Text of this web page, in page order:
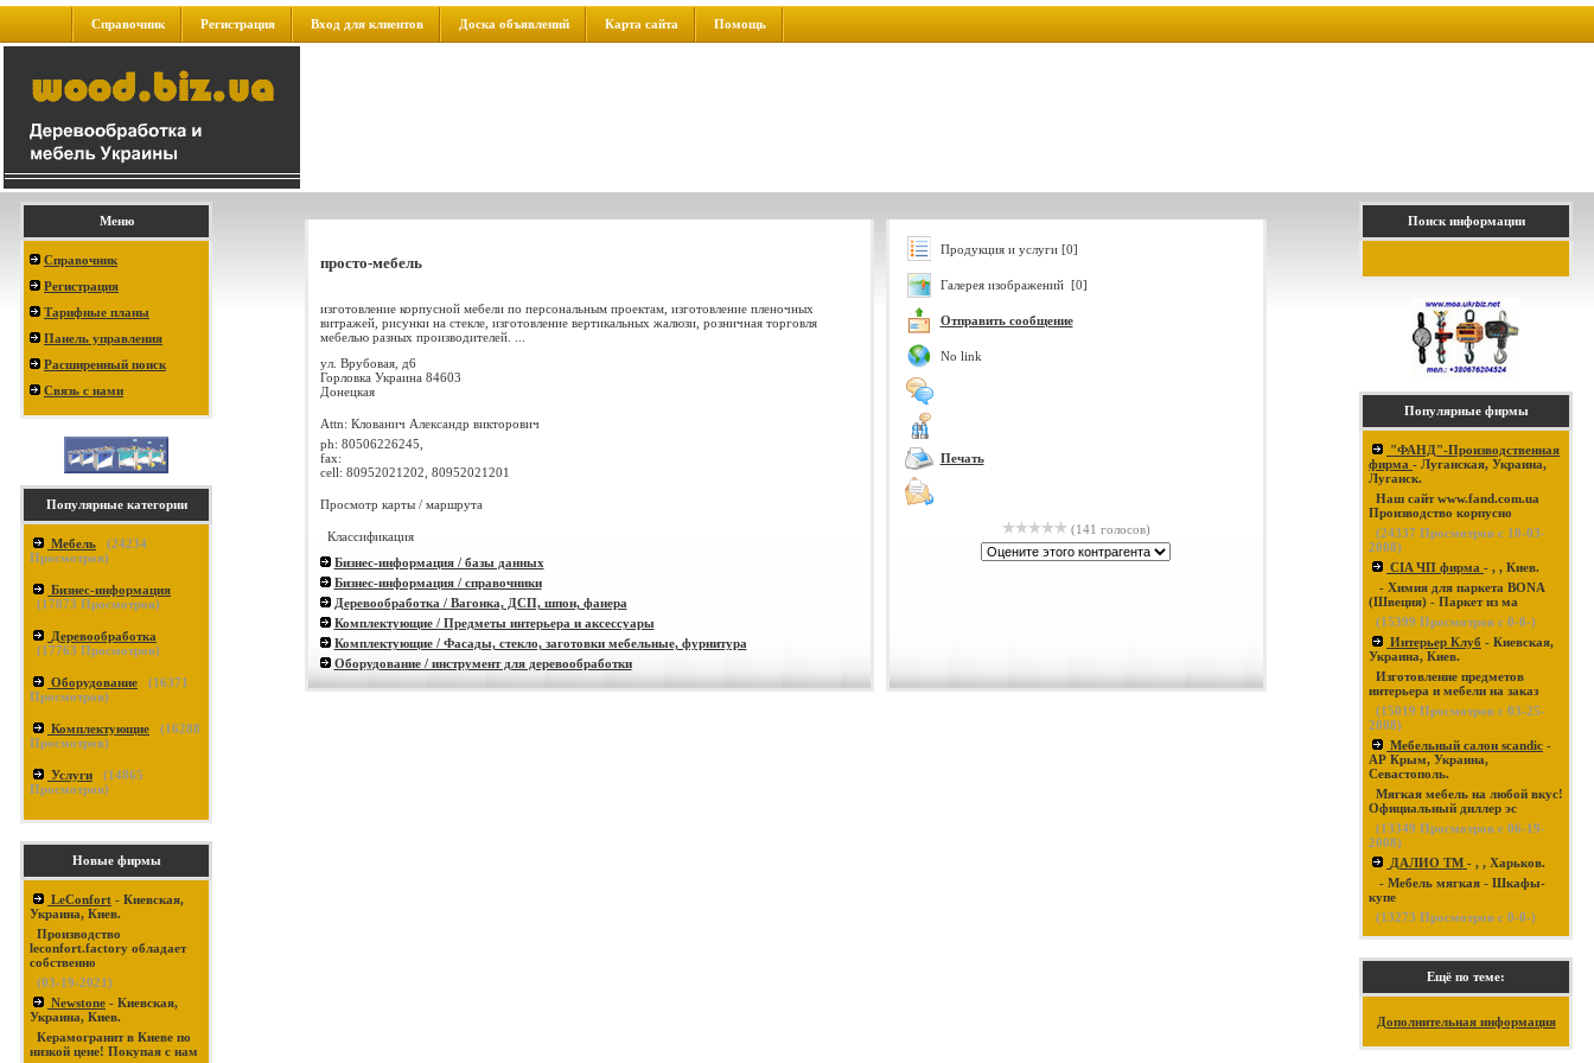
Справочник Регистрация Вход для клиентов Доска объявлений Карта сайта Помощь
Меню
Справочник
Регистрация
Тарифные планы
Панель управления
Расширенный поиск
Связь с нами
Популярные категории
Мебель (24234
Просмотров)
Бизнес-информация
(17873 Просмотров)
Деревообработка
(17763 Просмотров)
Оборудование (16371
Просмотров)
Комплектующие (16288
Просмотров)
Услуги (14865
Просмотров)
Новые фирмы
LeConfort - Киевская,
Украина, Киев.
Производство
leconfort.factory обладает
собственно
(03-19-2021)
Newstone - Киевская,
Украина, Киев.
Керамогранит в Киеве по
низкой цене! Покупая с нам
просто-мебель
изготовление корпусной мебели по персональным проектам, изготовление пленочных
витражей, рисунки на стекле, изготовление вертикальных жалюзи, розничная торговля
мебелью разных производителей. ...
ул. Врубовая, д6
Горловка Украина 84603
Донецкая
Attn: Клованич Александр викторович
ph: 80506226245,
fax:
cell: 80952021202, 80952021201
Просмотр карты / маршрута
Классификация
Бизнес-информация / базы данных
Бизнес-информация / справочники
Деревообработка / Вагонка, ДСП, шпон, фанера
Комплектующие / Предметы интерьера и аксессуары
Комплектующие / Фасады, стекло, заготовки мебельные, фурнитура
Оборудование / инструмент для деревообработки
Продукция и услуги [0]
Галерея изображений [0]
Отправить сообщение
No link
Печать
(141 голосов)
Поиск информации
Популярные фирмы
"ФАНД"-Производственная
фирма - Луганская, Украина,
Луганск.
Наш сайт www.fand.com.ua
Производство корпусно
(24337 Просмотров с 10-03-
2008)
CIA ЧП фирма - , , Киев.
- Химия для паркета BONA
(Швеция) - Паркет из ма
(15399 Просмотров с 0-0-)
Интерьер Клуб - Киевская,
Украина, Киев.
Изготовление предметов
интерьера и мебели на заказ
(15019 Просмотров с 03-25-
2008)
Мебельный салон scandic -
АР Крым, Украина,
Севастополь.
Мягкая мебель на любой вкус!
Официальный диллер эс
(13349 Просмотров с 06-19-
2008)
ДАЛИО ТМ - , , Харьков.
- Мебель мягкая - Шкафы-
купе
(13273 Просмотров с 0-0-)
Ещё по теме:
Дополнительная информация